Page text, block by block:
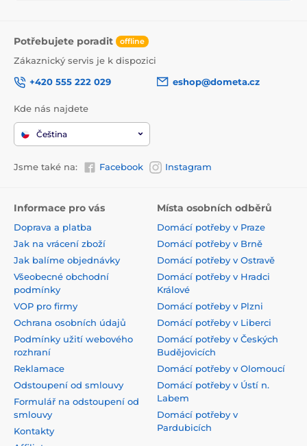
Potřebujete poradit offline
Zákaznický servis je k dispozici
+420 555 222 029
eshop@dometa.cz
Kde nás najdete
Čeština
Jsme také na: Facebook Instagram
Informace pro vás
Doprava a platba
Jak na vrácení zboží
Jak balíme objednávky
Všeobecné obchodní
podmínky
VOP pro firmy
Ochrana osobních údajů
Podmínky užití webového
rozhraní
Reklamace
Odstoupení od smlouvy
Formulář na odstoupení od
smlouvy
Kontakty
Místa osobních odběrů
Domácí potřeby v Praze
Domácí potřeby v Brně
Domácí potřeby v Ostravě
Domácí potřeby v Hradci
Králové
Domácí potřeby v Plzni
Domácí potřeby v Liberci
Domácí potřeby v Českých
Budějovicích
Domácí potřeby v Olomoucí
Domácí potřeby v Ústí n.
Labem
Domácí potřeby v
Pardubicích